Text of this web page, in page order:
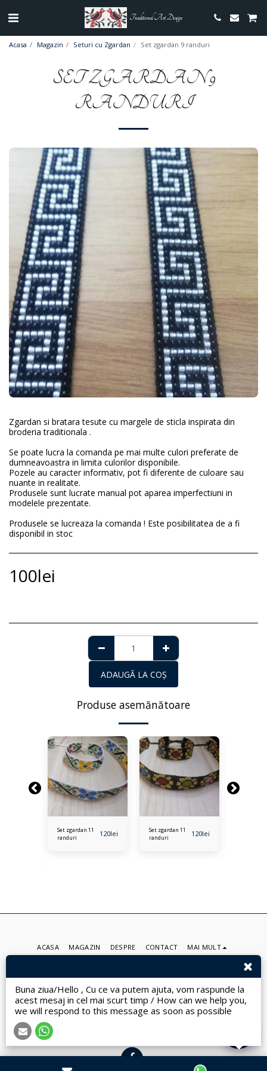
Traditional Art Design
Acasa Magazin Seturi cu Zgardan Set zgardan 9 randuri
SET ZGARDAN 9
RANDURI
Zgardan si bratara tesute cu margele de sticla inspirata din
broderia traditionala .
Se poate lucra la comanda pe mai multe culori preferate de
dumneavoastra in limita culorilor disponibile.
Pozele au caracter informativ, pot fi diferente de culoare sau
nuante in realitate.
Produsele sunt lucrate manual pot aparea imperfectiuni in
modelele prezentate.
Produsele se lucreaza la comanda ! Este posibilitatea de a fi
disponibil in stoc
100lei
ADAUGĂ LA COŞ
Produse asemănătoare
Set zgardan 11
randuri
120lei
Set zgardan 11
randuri
120lei
Drepturi de autor © 2026 Toate drepturile rezervate
Terms| Privacy| Accesibilitate
ACASA MAGAZIN DESPRE CONTACT MAI MULT
Buna ziua/Hello , Cu ce va putem ajuta, vom raspunde la
acest mesaj in cel mai scurt timp / How can we help you,
we will respond to this message as soon as possible